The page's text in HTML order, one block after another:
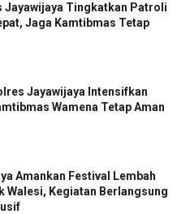
Jayawijaya Tingkatkan Patroli
Jaga Kamtibmas Tetap
Jayawijaya Intensifkan
Wamena Tetap Aman
Amankan Festival Lembah
Walesi, Kegiatan Berlangsung